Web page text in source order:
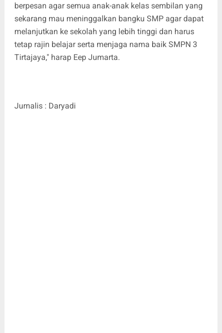
berpesan agar semua anak-anak kelas sembilan yang
sekarang mau meninggalkan bangku SMP agar dapat
melanjutkan ke sekolah yang lebih tinggi dan harus
tetap rajin belajar serta menjaga nama baik SMPN 3
Tirtajaya," harap Eep Jumarta.
Jurnalis : Daryadi